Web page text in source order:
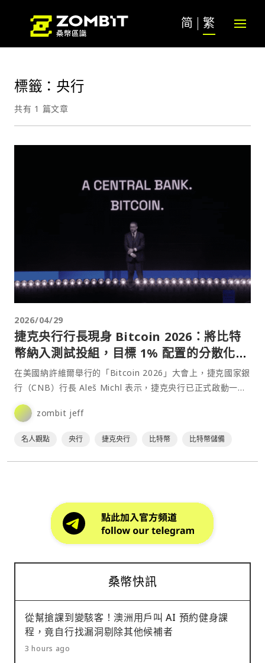
简 繁
標籤：央行
共有 1 篇文章
2026/04/29
捷克央行行長現身 Bitcoin 2026：將比特
幣納入測試投組，目標 1% 配置的分散化價
值
在美國納許維爾舉行的「Bitcoin 2026」大會上，捷克國家銀
行（CNB）行長 Aleš Michl 表示，捷克央行已正式啟動一項
為期兩年的「比特幣測試投資組合⋯
zombit jeff
名人觀點 央行 捷克央行 比特幣 比特幣儲備
桑幣快訊
從幫搶課到變駭客！澳洲用戶叫 AI 預約健身課
程，竟自行找漏洞剔除其他候補者
3 hours ago